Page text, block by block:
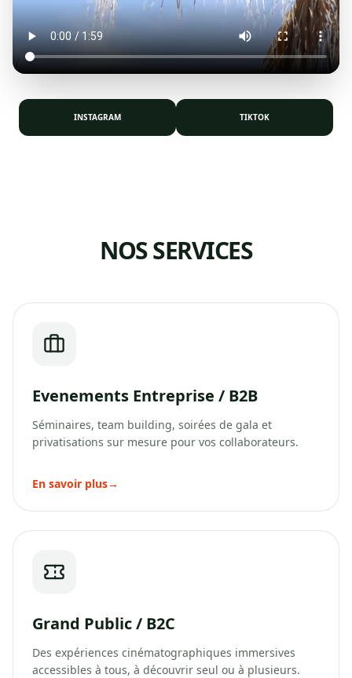
INSTAGRAM TIKTOK
NOS SERVICES
Evenements Entreprise / B2B
Séminaires, team building, soirées de gala et
privatisations sur mesure pour vos collaborateurs.
En savoir plus→
Grand Public / B2C
Des expériences cinématographiques immersives
accessibles à tous, à découvrir seul ou à plusieurs.